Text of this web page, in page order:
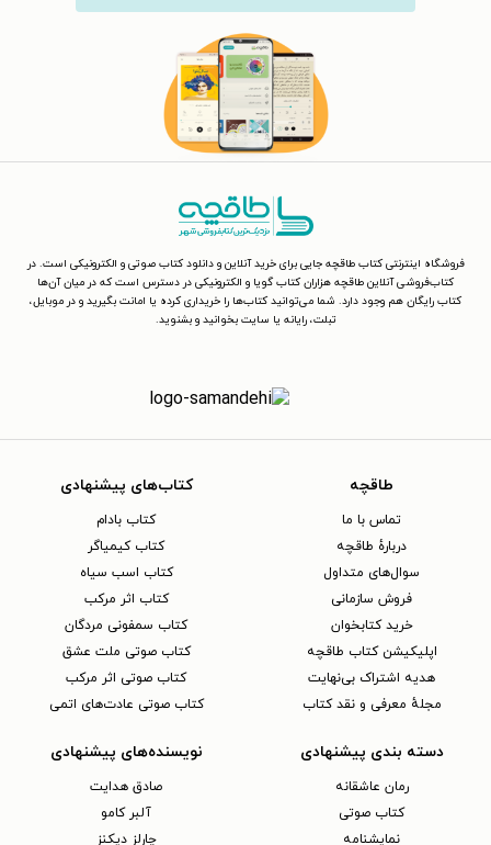
فروشگاه اینترنتی کتاب طاقچه جایی برای خرید آنلاین و دانلود کتاب صوتی و الکترونیکی است. در
کتاب‌فروشی آنلاین طاقچه هزاران کتاب گویا و الکترونیکی در دسترس است که در میان آن‌ها
کتاب رایگان هم وجود دارد. شما می‌توانید کتاب‌ها را خریداری کرده یا امانت بگیرید و در موبایل،
تبلت، رایانه یا سایت بخوانید و بشنوید.
طاقچه
تماس با ما
دربارهٔ طاقچه
سوال‌های متداول
فروش سازمانی
خرید کتابخوان
اپلیکیشن کتاب طاقچه
هدیه اشتراک بی‌نهایت
مجلهٔ معرفی و نقد کتاب
کتاب‌های پیشنهادی
کتاب بادام
کتاب کیمیاگر
کتاب اسب سیاه
کتاب اثر مرکب
کتاب سمفونی مردگان
کتاب صوتی ملت عشق
کتاب صوتی اثر مرکب
کتاب صوتی عادت‌های اتمی
دسته بندی پیشنهادی
رمان عاشقانه
کتاب‌ صوتی
نمایشنامه
نویسنده‌های پیشنهادی
صادق هدایت
آلبر کامو
چارلز دیکنز